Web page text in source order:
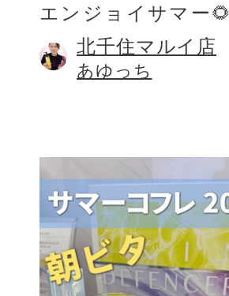
エンジョイサマー🌻
北千住マルイ店
あゆっち